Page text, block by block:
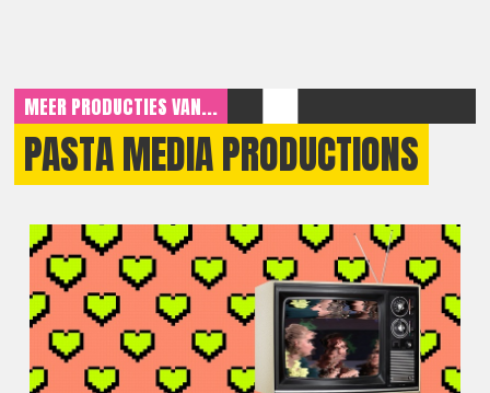
MEER PRODUCTIES VAN...
PASTA MEDIA PRODUCTIONS